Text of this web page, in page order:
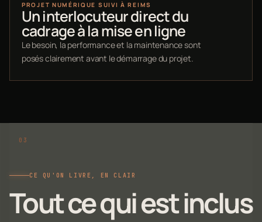
PROJET NUMÉRIQUE SUIVI À REIMS
Un interlocuteur direct du
cadrage à la mise en ligne
Le besoin, la performance et la maintenance sont
posés clairement avant le démarrage du projet.
CE QU'ON LIVRE, EN CLAIR
Tout ce qui est inclus